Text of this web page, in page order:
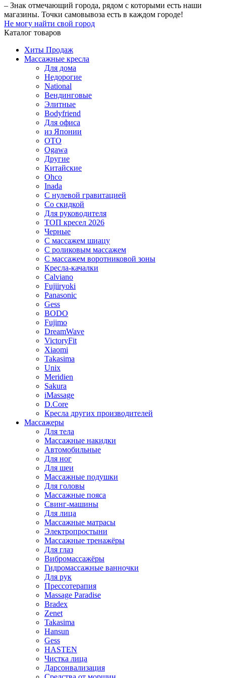
– Знак отмечающий города, рядом с которыми есть наши
магазины. Точки самовывоза есть в каждом городе!
Не могу найти свой город
Каталог товаров
Хиты Продаж
Массажные кресла
Для дома
Недорогие
National
Вендинговые
Элитные
Bodyfriend
Для офиса
из Японии
OTO
Ogawa
Другие
Китайские
Ohco
Inada
С нулевой гравитацией
Со скидкой
Для руководителя
ТОП кресел 2026
Черные
С массажем шиацу
С роликовым массажем
С массажем воротниковой зоны
Кресла-качалки
Calviano
Fujiiryoki
Panasonic
Gess
BODO
Fujimo
DreamWave
VictoryFit
Xiaomi
Takasima
Unix
Meridien
Sakura
iMassage
D.Core
Кресла других производителей
Массажеры
Для тела
Массажные накидки
Автомобильные
Для ног
Для шеи
Массажные подушки
Для головы
Массажные пояса
Свинг-машины
Для лица
Массажные матрасы
Электропростыни
Массажные тренажёры
Для глаз
Вибромассажёры
Гидромассажные ванночки
Для рук
Прессотерапия
Massage Paradise
Bradex
Zenet
Takasima
Hansun
Gess
HASTEN
Чистка лица
Дарсонвализация